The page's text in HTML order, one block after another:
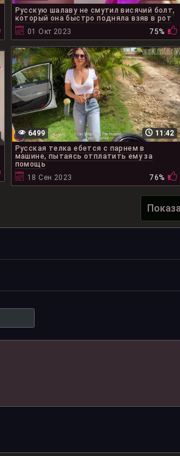
Русскую шалаву не смутил висячий болт,
который она быстро подняла взяв в рот
01 Окт 2023
75%
11:42
6499
Русская телка ебется с парнем в
машине, пытаясь отплатить ему за
помощь
18 Сен 2023
76%